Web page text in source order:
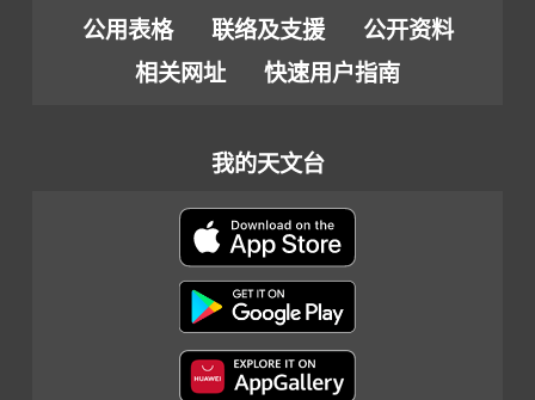
公用表格 联络及支援
公开资料
相关网址
快速用户指南
我的天文台